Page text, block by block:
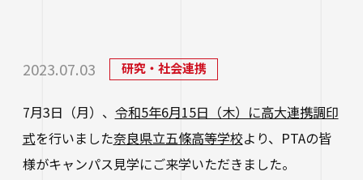
沿革
教育研究上の目的・3つのポリシー
情報公開
教育学部
学費・奨学金
学費
奨学金
学費ローン
キャリアセンター
教職教育推進センター
学び
2023.07.03 研究・社会連携
7月3日（月）、 令和5年6月15日（木）に高大連携調印
式を行いました奈良県立五條高等学校より、PTAの皆
様がキャンパス見学にご来学いただきました。